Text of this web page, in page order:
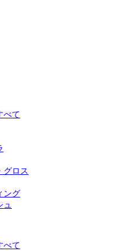
べて
グロス
ング
ュ
べて